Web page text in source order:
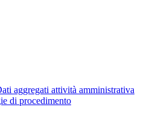
aggregati attività amministrativa
di procedimento